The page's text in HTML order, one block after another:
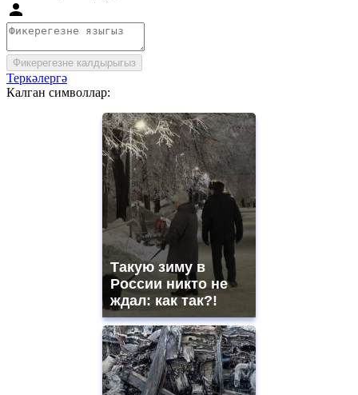
Фикерегезне калдырыгыз
Теркәлергә
Калган символлар:
Такую зиму в
России никто не
ждал: как так?!